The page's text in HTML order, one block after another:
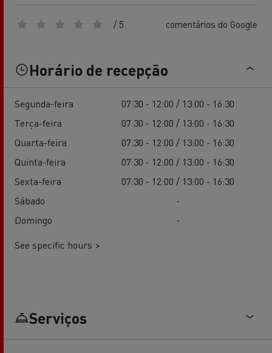
/ 5 comentários do Google
Horário de recepção
Segunda-feira
07:30 - 12:00 / 13:00 - 16:30
Terça-feira
07:30 - 12:00 / 13:00 - 16:30
Quarta-feira
07:30 - 12:00 / 13:00 - 16:30
Quinta-feira
07:30 - 12:00 / 13:00 - 16:30
Sexta-feira
07:30 - 12:00 / 13:00 - 16:30
Sábado
-
Domingo
-
See specific hours >
Serviços